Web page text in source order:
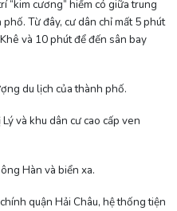
“kim cương” hiếm có giữa trung
Từ đây, cư dân chỉ mất 5 phút
và 10 phút để đến sân bay
du lịch của thành phố.
và khu dân cư cao cấp ven
Hàn và biển xa.
quận Hải Châu, hệ thống tiện